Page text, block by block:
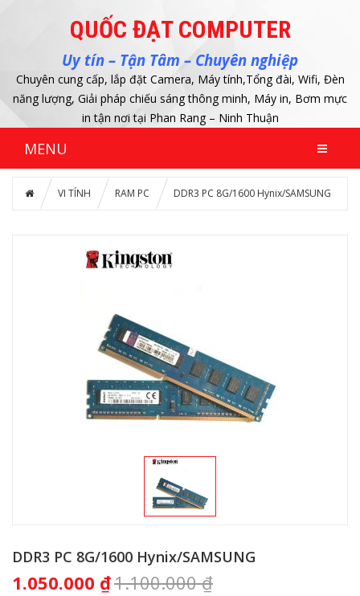
QUỐC ĐẠT COMPUTER
Uy tín – Tận Tâm – Chuyên nghiệp
Chuyên cung cấp, lắp đặt Camera, Máy tính,Tổng đài, Wifi, Đèn
năng lượng, Giải pháp chiếu sáng thông minh, Máy in, Bơm mực
in tận nơi tại Phan Rang – Ninh Thuận
MENU
VI TÍNH RAM PC DDR3 PC 8G/1600 Hynix/SAMSUNG
DDR3 PC 8G/1600 Hynix/SAMSUNG
1.050.000 ₫1.100.000₫